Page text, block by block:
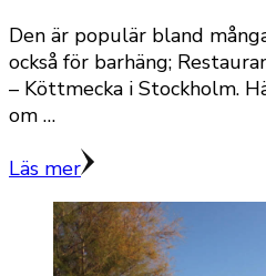
Den är populär bland
också för barhäng;
– Köttmecka i Stockholm.
om …
Läs mer